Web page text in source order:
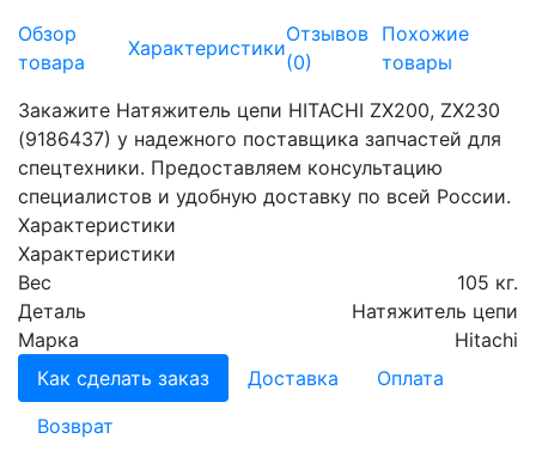
Обзор
товара
Характеристики
Отзывов
(0)
Похожие
товары
Закажите Натяжитель цепи HITACHI ZX200, ZX230
(9186437) у надежного поставщика запчастей для
спецтехники. Предоставляем консультацию
специалистов и удобную доставку по всей России.
Характеристики
Характеристики
Вес
105 кг.
Деталь
Натяжитель цепи
Марка
Hitachi
Как сделать заказ
Доставка
Оплата
Возврат